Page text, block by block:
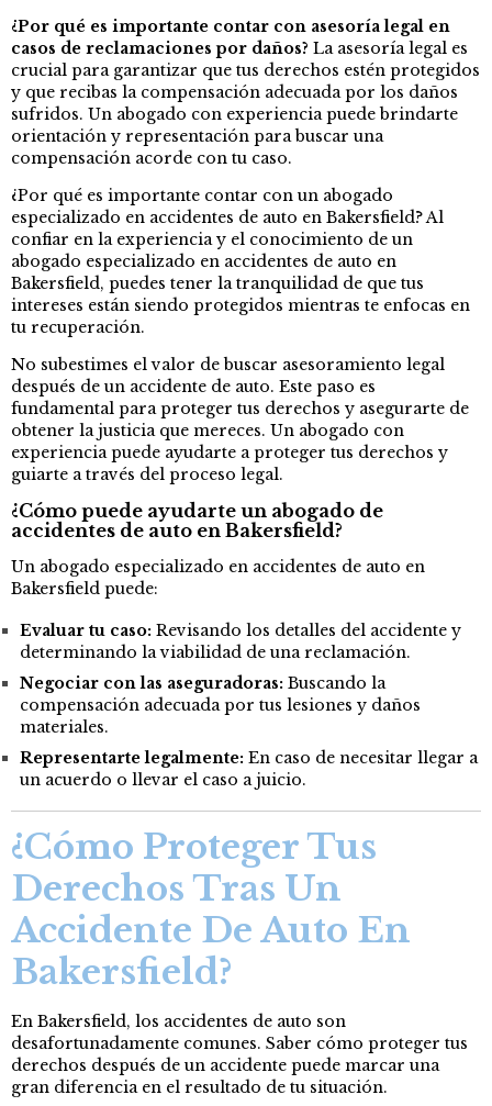
¿Por qué es importante contar con asesoría legal en
casos de reclamaciones por daños? La asesoría legal es
crucial para garantizar que tus derechos estén protegidos
y que recibas la compensación adecuada por los daños
sufridos. Un abogado con experiencia puede brindarte
orientación y representación para buscar una
compensación acorde con tu caso.
¿Por qué es importante contar con un abogado
especializado en accidentes de auto en Bakersfield? Al
confiar en la experiencia y el conocimiento de un
abogado especializado en accidentes de auto en
Bakersfield, puedes tener la tranquilidad de que tus
intereses están siendo protegidos mientras te enfocas en
tu recuperación.
No subestimes el valor de buscar asesoramiento legal
después de un accidente de auto. Este paso es
fundamental para proteger tus derechos y asegurarte de
obtener la justicia que mereces. Un abogado con
experiencia puede ayudarte a proteger tus derechos y
guiarte a través del proceso legal.
¿Cómo puede ayudarte un abogado de
accidentes de auto en Bakersfield?
Un abogado especializado en accidentes de auto en
Bakersfield puede:
Evaluar tu caso: Revisando los detalles del accidente y
determinando la viabilidad de una reclamación.
Negociar con las aseguradoras: Buscando la
compensación adecuada por tus lesiones y daños
materiales.
Representarte legalmente: En caso de necesitar llegar a
un acuerdo o llevar el caso a juicio.
¿Cómo Proteger Tus
Derechos Tras Un
Accidente De Auto En
Bakersfield?
En Bakersfield, los accidentes de auto son
desafortunadamente comunes. Saber cómo proteger tus
derechos después de un accidente puede marcar una
gran diferencia en el resultado de tu situación.